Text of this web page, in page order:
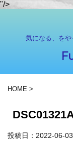
"/>
気になる、を
HOME >
投稿日： 2022-06-03